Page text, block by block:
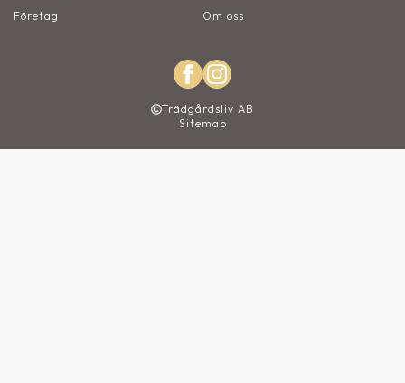
Företag
Om oss
Trädgårdsliv AB
Sitemap